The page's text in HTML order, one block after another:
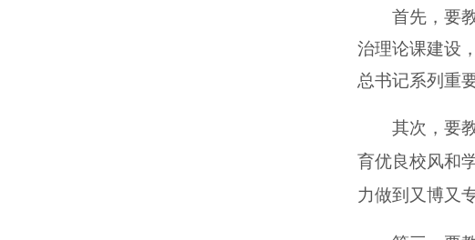
首先，要
治理论课建设
总书记系列重
其次，要
育优良校风和
力做到又博又